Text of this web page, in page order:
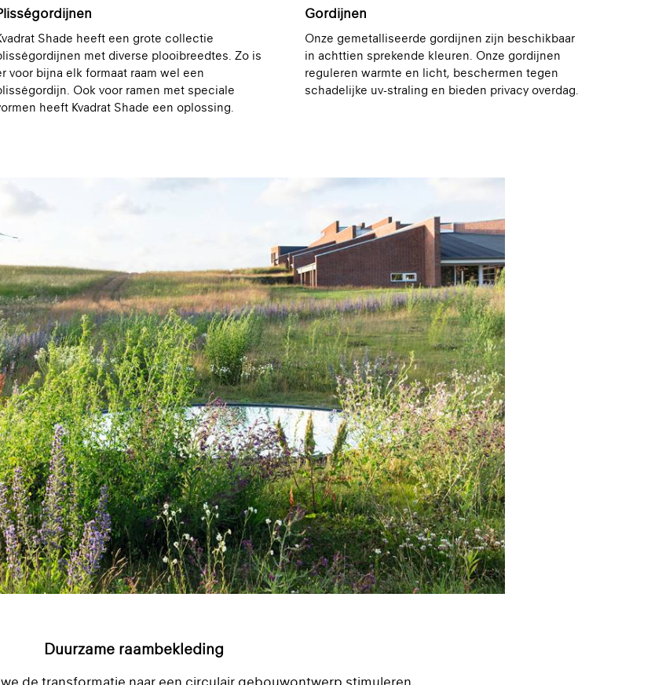
Shade heeft een grote collectie
met diverse plooibreedtes. Zo is
voor bijna elk formaat raam wel een
Ook voor ramen met speciale
heeft Kvadrat Shade een oplossing.
Gordijnen
Onze gemetalliseerde gordijnen zijn beschikbaar
in achttien sprekende kleuren. Onze gordijnen
reguleren warmte en licht, beschermen tegen
schadelijke uv-straling en bieden privacy overdag.
Duurzame raambekleding